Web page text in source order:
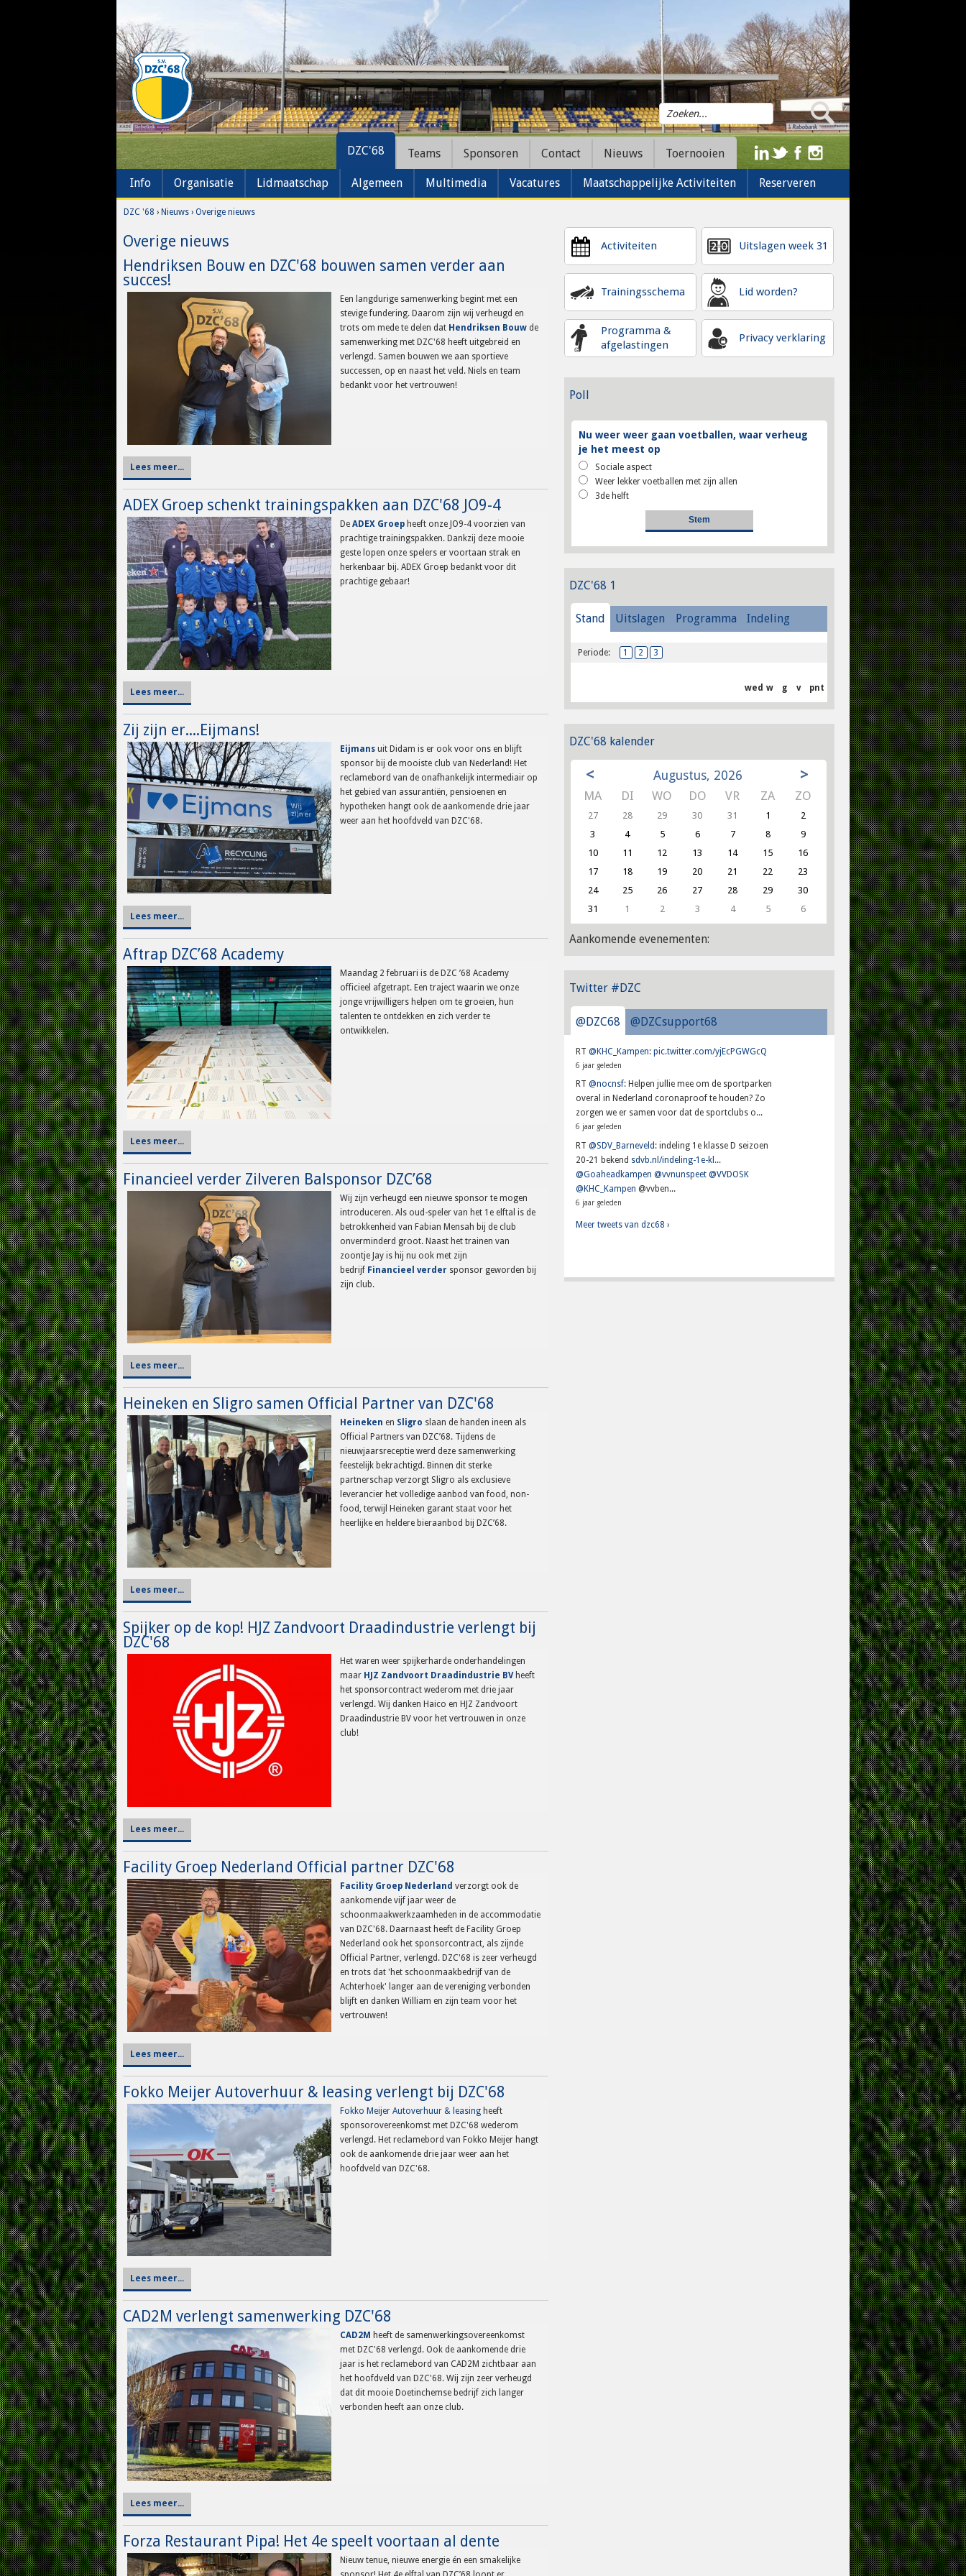
DZC'68
Info Organisatie Lidmaatschap Algemeen Multimedia Vacatures Maatschappelijke Activiteiten Reserveren
Teams Sponsoren Contact Nieuws Toernooien
DZC '68 › Nieuws ›Overige nieuws
Overige nieuws
Hendriksen Bouw en DZC'68 bouwen samen verder aan
succes!
Een langdurige samenwerking begint met een
stevige fundering. Daarom zijn wij verheugd en
trots om mede te delen dat Hendriksen Bouwde
samenwerking met DZC'68 heeft uitgebreid en
verlengd. Samen bouwen we aan sportieve
successen, op en naast het veld. Niels en team
bedankt voor het vertrouwen!
Lees meer...
ADEX Groep schenkt trainingspakken aan DZC'68 JO9-4
De ADEX Groep heeft onze JO9-4 voorzien van
prachtige trainingspakken. Dankzij deze mooie
geste lopen onze spelers er voortaan strak en
herkenbaar bij. ADEX Groep bedankt voor dit
prachtige gebaar!
Lees meer...
Zij zijn er....Eijmans!
Eijmansuit Didam is er ook voor ons en blijft
sponsor bij de mooiste club van Nederland! Het
reclamebord van de onafhankelijk intermediair op
het gebied van assurantiën, pensioenen en
hypotheken hangt ook de aankomende drie jaar
weer aan het hoofdveld van DZC'68.
Lees meer...
Aftrap DZC’68 Academy
Maandag 2 februari is de DZC ’68 Academy
officieel afgetrapt. Een traject waarin we onze
jonge vrijwilligers helpen om te groeien, hun
talenten te ontdekken en zich verder te
ontwikkelen.
Lees meer...
Financieel verder Zilveren Balsponsor DZC’68
Wij zijn verheugd een nieuwe sponsor te mogen
introduceren. Als oud-speler van het 1e elftal is de
betrokkenheid van Fabian Mensah bij de club
onverminderd groot. Naast het trainen van
zoontje Jay is hij nu ook met zijn
bedrijf Financieel verder sponsor geworden bij
zijn club.
Lees meer...
Heineken en Sligro samen Official Partner van DZC'68
Heineken en Sligro slaan de handen ineen als
Official Partners van DZC’68. Tijdens de
nieuwjaarsreceptie werd deze samenwerking
feestelijk bekrachtigd. Binnen dit sterke
partnerschap verzorgt Sligro als exclusieve
leverancier het volledige aanbod van food, non-
food, terwijl Heineken garant staat voor het
heerlijke en heldere bieraanbod bij DZC’68.
Lees meer...
Spijker op de kop! HJZ Zandvoort Draadindustrie verlengt bij
DZC'68
Het waren weer spijkerharde onderhandelingen
maar HJZ Zandvoort Draadindustrie BVheeft
het sponsorcontract wederom met drie jaar
verlengd. Wij danken Haico en HJZ Zandvoort
Draadindustrie BV voor het vertrouwen in onze
club!
Lees meer...
Facility Groep Nederland Official partner DZC'68
Facility Groep Nederland verzorgt ook de
aankomende vijf jaar weer de
schoonmaakwerkzaamheden in de accommodatie
van DZC'68. Daarnaast heeft de Facility Groep
Nederland ook het sponsorcontract, als zijnde
Official Partner, verlengd. DZC'68 is zeer verheugd
en trots dat 'het schoonmaakbedrijf van de
Achterhoek' langer aan de vereniging verbonden
blijft en danken William en zijn team voor het
vertrouwen!
Lees meer...
Fokko Meijer Autoverhuur & leasing verlengt bij DZC'68
Fokko Meijer Autoverhuur & leasingheeft
sponsorovereenkomst met DZC'68 wederom
verlengd. Het reclamebord van Fokko Meijer hangt
ook de aankomende drie jaar weer aan het
hoofdveld van DZC'68.
Lees meer...
CAD2M verlengt samenwerking DZC'68
CAD2M heeft de samenwerkingsovereenkomst
met DZC'68 verlengd. Ook de aankomende drie
jaar is het reclamebord van CAD2M zichtbaar aan
het hoofdveld van DZC'68. Wij zijn zeer verheugd
dat dit mooie Doetinchemse bedrijf zich langer
verbonden heeft aan onze club.
Lees meer...
Forza Restaurant Pipa! Het 4e speelt voortaan al dente
Nieuw tenue, nieuwe energie én een smakelijke
Activiteiten
Trainingsschema
Programma &
afgelastingen
Uitslagen week 31
Lid worden?
Privacy verklaring
Poll
Nu weer weer gaan voetballen, waar verheug
je het meest op
Sociale aspect
Weer lekker voetballen met zijn allen
3de helft
DZC'68 1
Stand Uitslagen Programma Indeling
Periode: 1 2 3
wed w g v pnt
DZC'68 kalender
< Augustus, 2026 >
MA DI WO DO VR ZA ZO
27 28 29 30 31 1
2
3
4 5 6 7 8
9
10
11 12 13 14 15
16
17
18 19 20 21 22
23
24
25 26 27 28 29
30
31
1 2 3 4 5 6
Aankomende evenementen:
Twitter #DZC
@DZC68 @DZCsupport68
RT@KHC_Kampen:pic.twitter.com/yjEcPGWGcQ
6 jaar geleden
RT@nocnsf: Helpen jullie mee om de sportparken
overal in Nederland coronaproof te houden? Zo
zorgen we er samen voor dat de sportclubs o...
6 jaar geleden
RT@SDV_Barneveld : indeling 1e klasse D seizoen
20-21 bekend sdvb.nl/indeling-1e-kl...
@Goaheadkampen @vvnunspeet @VVDOSK
@KHC_Kampen @vvben...
6 jaar geleden
Meer tweets van dzc68 ›